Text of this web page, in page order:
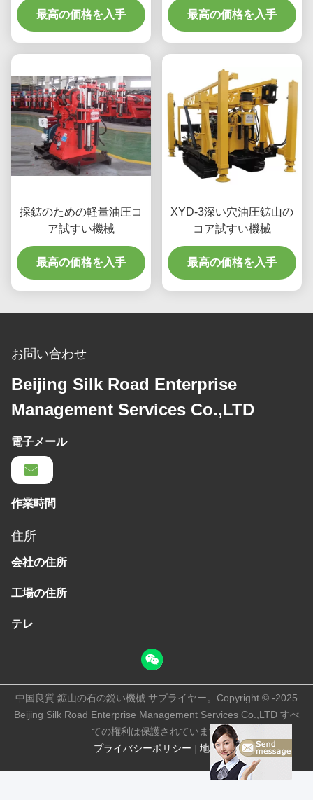
最高の価格を入手 最高の価格を入手
採鉱のための軽量油圧コ
ア試すい機械
最高の価格を入手
XYD-3深い穴油圧鉱山の
コア試すい機械
最高の価格を入手
お問い合わせ
Beijing Silk Road Enterprise
Management Services Co.,LTD
電子メール
作業時間
住所
会社の住所
工場の住所
テレ
プライバシーポリシー | 地図
中国良質 鉱山の石の鋭い機械 サプライヤー。Copyright © -2025
Beijing Silk Road Enterprise Management Services Co.,LTD すべ
ての権利は保護されています.